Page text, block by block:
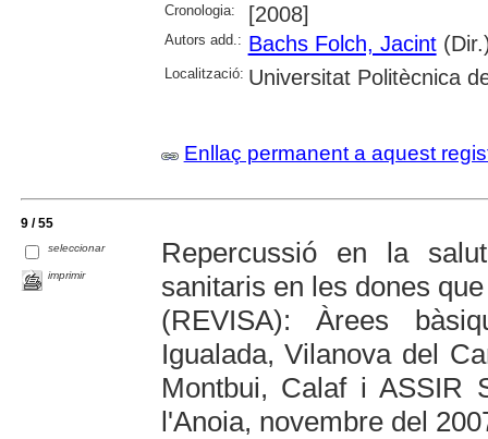
Cronologia: [2008]
Autors add.: Bachs Folch, Jacint
Localització: Universitat Politècnica
Enllaç permanent a aquest
9 / 55
seleccionar
imprimir
Repercussió en la
sanitaris en les dones
(REVISA): Àrees
Igualada, Vilanova del
Montbui, Calaf i ASSIR
l'Anoia, novembre del